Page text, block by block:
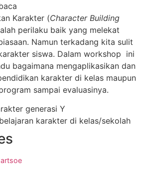
Karakter (Character Building
perilaku baik yang melekat
Namun terkadang kita sulit
siswa. Dalam workshop ini
bagaimana mengaplikasikan dan
karakter di kelas maupun
sampai evaluasinya.
generasi Y
karakter di kelas/sekolah